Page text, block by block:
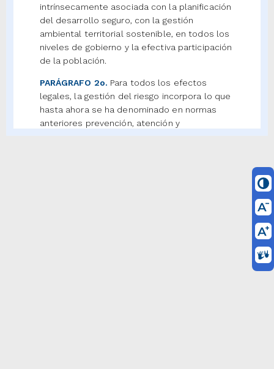
intrínsecamente asociada con la planificación
del desarrollo seguro, con la gestión
ambiental territorial sostenible, en todos los
niveles de gobierno y la efectiva participación
de la población.
PARÁGRAFO 2o. Para todos los efectos
legales, la gestión del riesgo incorpora lo que
hasta ahora se ha denominado en normas
anteriores prevención, atención y